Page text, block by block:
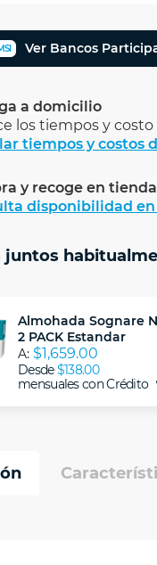
Ver Bancos
a domicilio
los tiempos y
tiempos y costos
y recoge en tienda
disponibilidad en
juntos
Almohada Sognare
2 PACK Estandar
A: $1,659.00
Desde$138.00
mensuales con Crédito